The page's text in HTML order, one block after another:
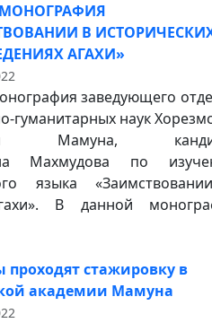
В
АГАХИ»
заведующего
гуманитарных наук
Мамуна,
Махмудова по
языка
В данной
проходят стажировку в
академии Мамуна